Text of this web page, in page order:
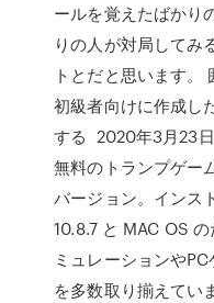
ールを覚えたばかり
りの人が対局してみ
トとだと思います。
初級者向けに作成し
する 2020年3月23
無料のトランプゲー
バージョン。インス
10.8.7 と MAC OS
ミュレーションや
を多数取り揃えてい